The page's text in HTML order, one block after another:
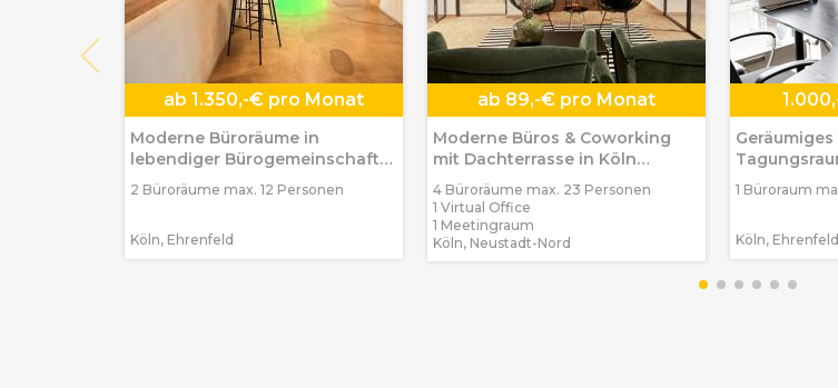
ab 1.350,-€ pro Monat
Moderne Büroräume in
lebendiger Bürogemeinschaft
in Köln-Ehrenfeld
2 Büroräume max. 12 Personen
Köln, Ehrenfeld
ab 89,-€ pro Monat
Moderne Büros & Coworking
mit Dachterrasse in Köln
Neustadt-Nord
4 Büroräume max. 23 Personen
1 Virtual Office
1 Meetingraum
Köln, Neustadt-Nord
Köln-
1 Büroraum
Köln, Ehrenfeld